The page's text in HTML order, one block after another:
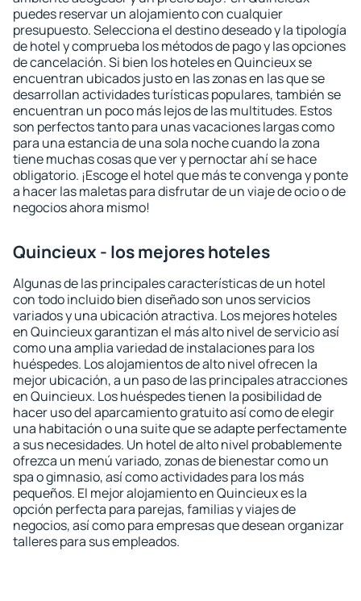
puedes reservar un alojamiento con cualquier
presupuesto. Selecciona el destino deseado y la tipología
de hotel y comprueba los métodos de pago y las opciones
de cancelación. Si bien los hoteles en Quincieux se
encuentran ubicados justo en las zonas en las que se
desarrollan actividades turísticas populares, también se
encuentran un poco más lejos de las multitudes. Estos
son perfectos tanto para unas vacaciones largas como
para una estancia de una sola noche cuando la zona
tiene muchas cosas que ver y pernoctar ahí se hace
obligatorio. ¡Escoge el hotel que más te convenga y ponte
a hacer las maletas para disfrutar de un viaje de ocio o de
negocios ahora mismo!
Quincieux - los mejores hoteles
Algunas de las principales características de un hotel
con todo incluido bien diseñado son unos servicios
variados y una ubicación atractiva. Los mejores hoteles
en Quincieux garantizan el más alto nivel de servicio así
como una amplia variedad de instalaciones para los
huéspedes. Los alojamientos de alto nivel ofrecen la
mejor ubicación, a un paso de las principales atracciones
en Quincieux. Los huéspedes tienen la posibilidad de
hacer uso del aparcamiento gratuito así como de elegir
una habitación o una suite que se adapte perfectamente
a sus necesidades. Un hotel de alto nivel probablemente
ofrezca un menú variado, zonas de bienestar como un
spa o gimnasio, así como actividades para los más
pequeños. El mejor alojamiento en Quincieux es la
opción perfecta para parejas, familias y viajes de
negocios, así como para empresas que desean organizar
talleres para sus empleados.